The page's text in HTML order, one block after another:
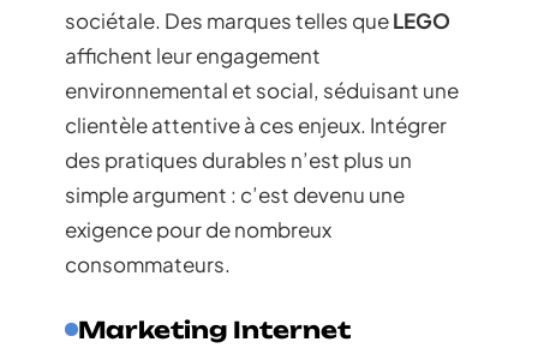
sociétale. Des marques telles queLEGO
affichent leur engagement
environnemental et social, séduisant une
clientèle attentive à ces enjeux. Intégrer
des pratiques durables n’est plus un
simple argument : c’est devenu une
exigence pour de nombreux
consommateurs.
Marketing Internet